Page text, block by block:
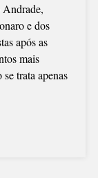
e dos
após as
mais
trata apenas